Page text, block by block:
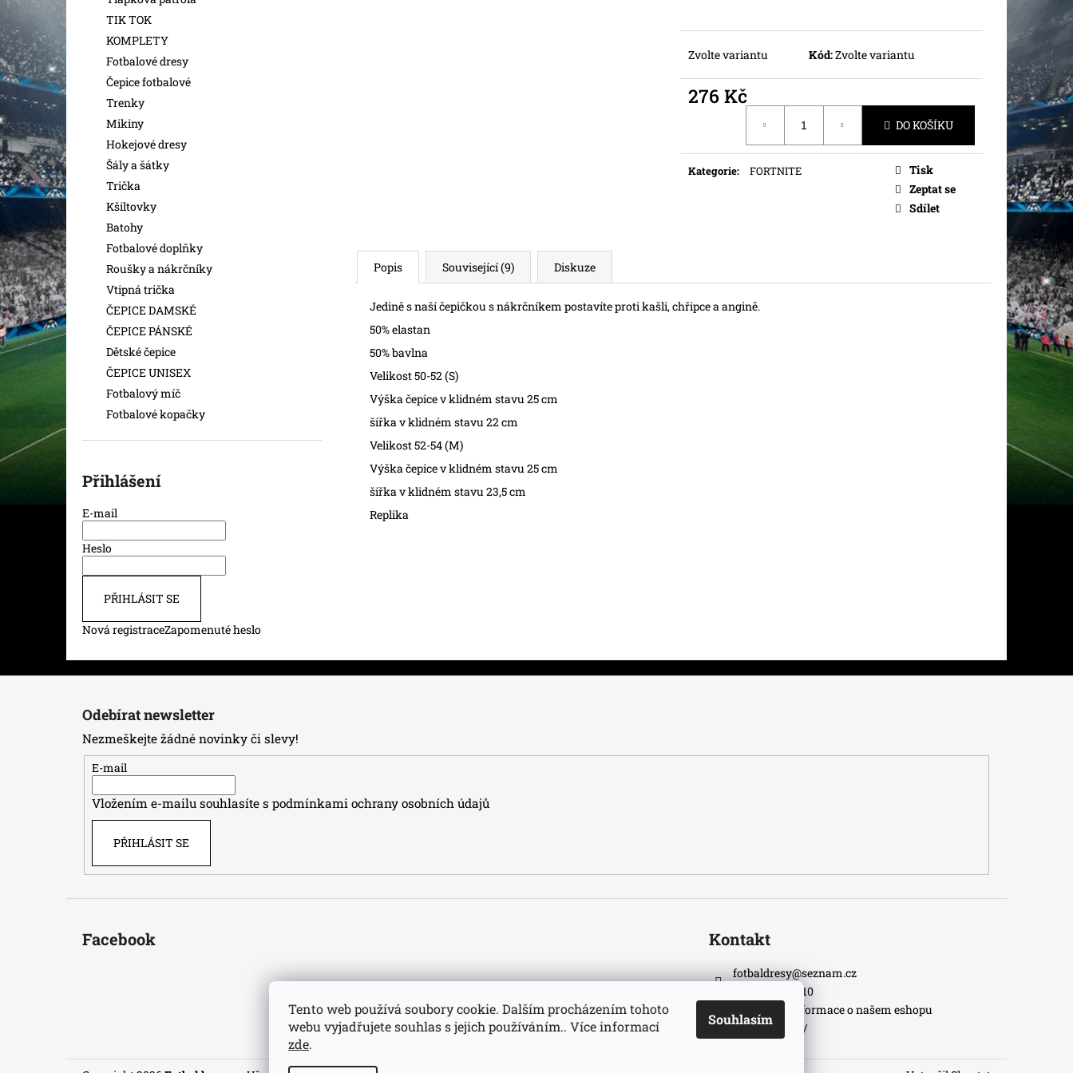
Tento web používá soubory cookie. Dalším procházením tohoto
webu vyjadřujete souhlas s jejich používáním.. Více informací
zde.
Souhlasím
TIK TOK
KOMPLETY
Fotbalové dresy
Čepice fotbalové
Trenky
Mikiny
Hokejové dresy
Šály a šátky
Trička
Kšiltovky
Batohy
Fotbalové doplňky
Roušky a nákrčníky
Vtipná trička
ČEPICE DAMSKÉ
ČEPICE PÁNSKÉ
Dětské čepice
ČEPICE UNISEX
Fotbalový míč
Fotbalové kopačky
Přihlášení
E-mail
Heslo
PŘIHLÁSIT SE
Nová registraceZapomenuté heslo
Zvolte variantu Kód:Zvolte variantu
276 Kč
DO KOŠÍKU
Kategorie: FORTNITE
Tisk
Zeptat se
Sdílet
Popis Související (9) Diskuze
Jedině s naší čepičkou s nákrčníkem postavíte proti kašli, chřipce a angině.
50% elastan
50% bavlna
Velikost 50-52 (S)
Výška čepice v klidném stavu 25 cm
šířka v klidném stavu 22 cm
Velikost 52-54 (M)
Výška čepice v klidném stavu 25 cm
šířka v klidném stavu 23,5 cm
Replika
Odebírat newsletter
Nezmeškejte žádné novinky či slevy!
E-mail
Vložením e-mailu souhlasíte s podmínkami ochrany osobních údajů
PŘIHLÁSIT SE
Facebook Kontakt
fotbaldresy@seznam.cz
+420733609510
Nejnovější informace o našem eshopu
fotbaldresycz/